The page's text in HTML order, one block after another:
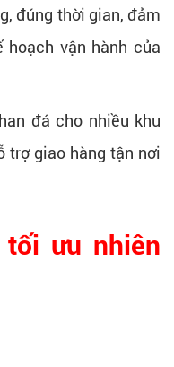
đúng thời gian, đảm
hoạch vận hành của
đá cho nhiều khu
trợ giao hàng tận nơi
ưu nhiên